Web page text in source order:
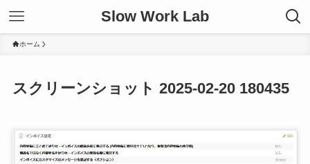
Slow Work Lab
ホーム
スクリーンショット 2025-02-20 180435